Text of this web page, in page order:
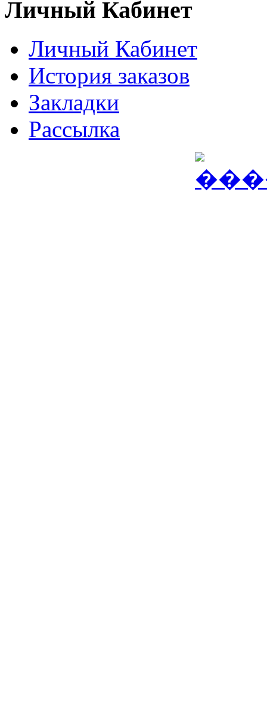
Личный Кабинет
Личный Кабинет
История заказов
Закладки
Рассылка